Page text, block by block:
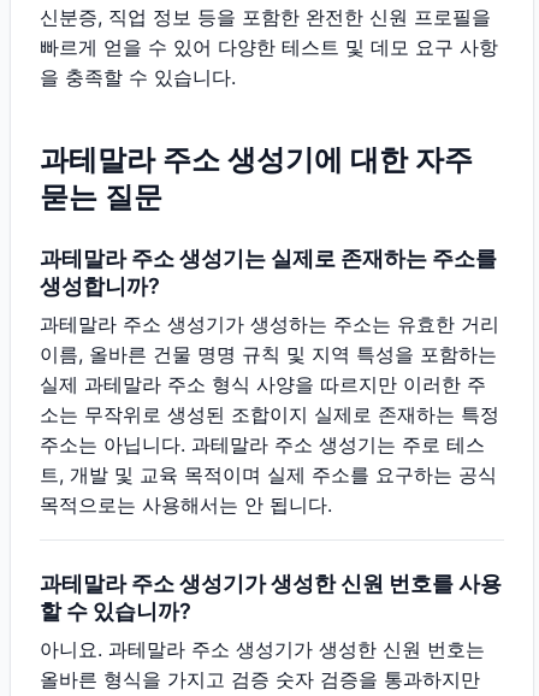
신분증, 직업 정보 등을 포함한 완전한 신원 프로필을
빠르게 얻을 수 있어 다양한 테스트 및 데모 요구 사항
을 충족할 수 있습니다.
과테말라 주소 생성기에 대한 자주
묻는 질문
과테말라 주소 생성기는 실제로 존재하는 주소를
생성합니까?
과테말라 주소 생성기가 생성하는 주소는 유효한 거리
이름, 올바른 건물 명명 규칙 및 지역 특성을 포함하는
실제 과테말라 주소 형식 사양을 따르지만 이러한 주
소는 무작위로 생성된 조합이지 실제로 존재하는 특정
주소는 아닙니다. 과테말라 주소 생성기는 주로 테스
트, 개발 및 교육 목적이며 실제 주소를 요구하는 공식
목적으로는 사용해서는 안 됩니다.
과테말라 주소 생성기가 생성한 신원 번호를 사용
할 수 있습니까?
아니요. 과테말라 주소 생성기가 생성한 신원 번호는
올바른 형식을 가지고 검증 숫자 검증을 통과하지만